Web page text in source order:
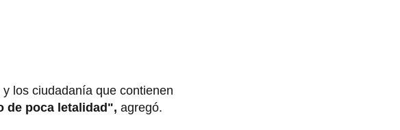
los ciudadanía que contienen
de poca letalidad", agregó.